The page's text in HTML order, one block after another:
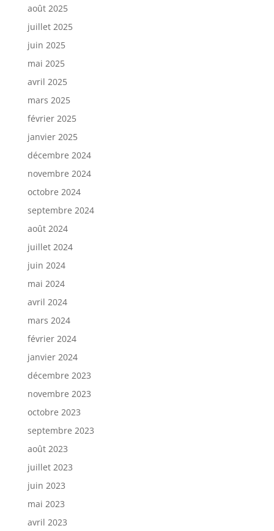
août 2025
juillet 2025
juin 2025
mai 2025
avril 2025
mars 2025
février 2025
janvier 2025
décembre 2024
novembre 2024
octobre 2024
septembre 2024
août 2024
juillet 2024
juin 2024
mai 2024
avril 2024
mars 2024
février 2024
janvier 2024
décembre 2023
novembre 2023
octobre 2023
septembre 2023
août 2023
juillet 2023
juin 2023
mai 2023
avril 2023